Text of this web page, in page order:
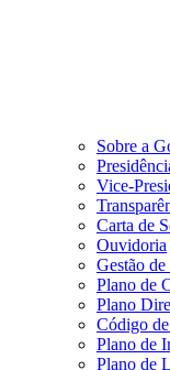
Sobre a
Vice-
Carta de
Ouvidoria
Gestão
Plano de
Plano
Código
Plano de
Plano de